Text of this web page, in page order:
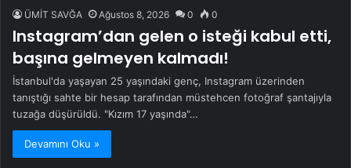
ÜMİT SAVĞA Ağustos 8, 2026 0 0
Instagram’dan gelen o isteği kabul etti,
başına gelmeyen kalmadı!
İstanbul'da yaşayan 25 yaşındaki genç, Instagram üzerinden
tanıştığı sahte bir hesap tarafından müstehcen fotoğraf şantajıyla
tuzağa düşürüldü. "Kızım 17 yaşında"…
Devamını Oku »